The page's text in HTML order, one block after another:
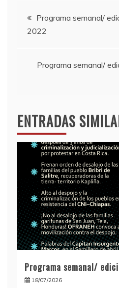
Navegación
de
entradas
Programa semanal/
2022
Programa semanal/
ENTRADAS
Programa semanal/
18/07/2026